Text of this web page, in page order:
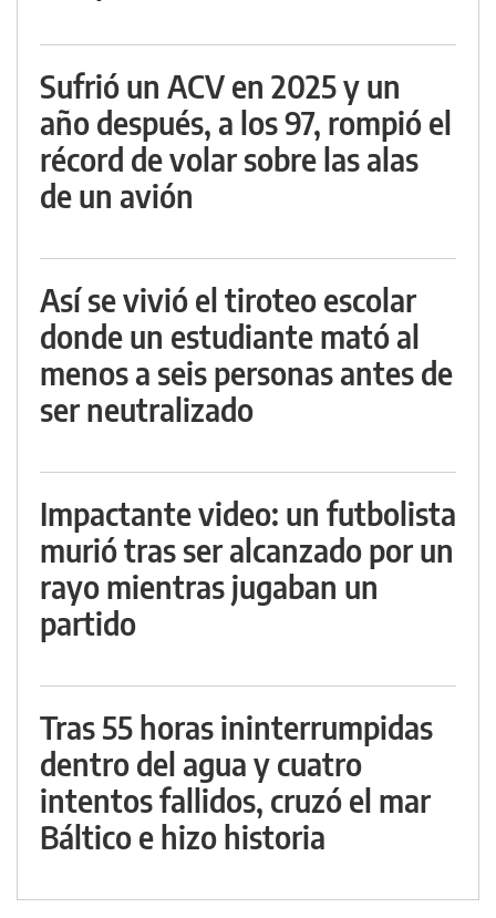
Sufrió un ACV en 2025 y un
año después, a los 97, rompió el
récord de volar sobre las alas
de un avión
Así se vivió el tiroteo escolar
donde un estudiante mató al
menos a seis personas antes de
ser neutralizado
Impactante video: un futbolista
murió tras ser alcanzado por un
rayo mientras jugaban un
partido
Tras 55 horas ininterrumpidas
dentro del agua y cuatro
intentos fallidos, cruzó el mar
Báltico e hizo historia